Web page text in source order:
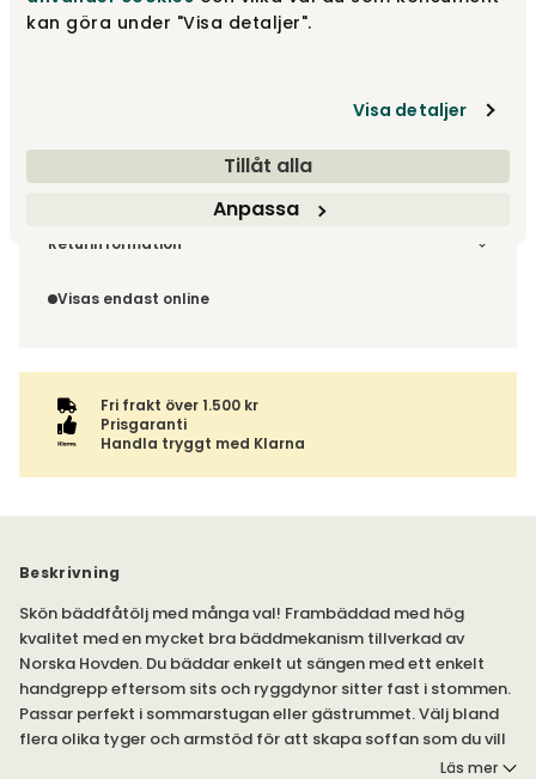
kan göra under "Visa detaljer".
Visa detaljer
Tillåt alla
Anpassa
Leveranstid ca 8-10 v.
Välj utförande via 'Gör dina val' för fraktinformation på din
Returinformation
inte av ångerrätten.
Visas endast online
Fri frakt över 1.500 kr
Prisgaranti
Handla tryggt med Klarna
Beskrivning
Skön bäddfåtölj med många val! Frambäddad med hög
kvalitet med en mycket bra bäddmekanism tillverkad av
Norska Hovden. Du bäddar enkelt ut sängen med ett enkelt
handgrepp eftersom sits och ryggdynor sitter fast i stommen.
Passar perfekt i sommarstugan eller gästrummet. Välj bland
flera olika tyger och armstöd för att skapa soffan som du vill
ha den. Som standard ingår Bonellmadrass, men se gärna våra
Läs mer